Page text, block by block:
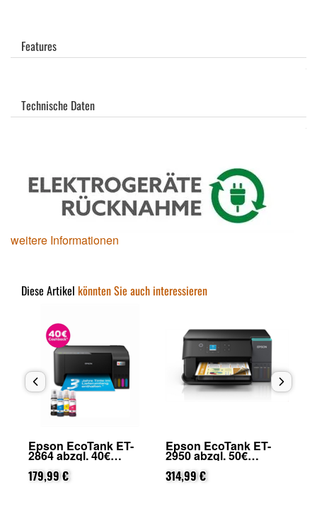
Features
Technische Daten
weitere Informationen
Diese Artikel könnten Sie auch interessieren
Epson EcoTank ET-
2864 abzgl. 40€
Cashback (von Epson
nach Registrierung)
179,99 €
Epson EcoTank ET-
2950 abzgl. 50€
Cashback (von Epson
nach Registrierung)
314,99 €